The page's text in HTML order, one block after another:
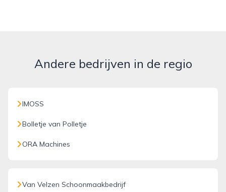
Andere bedrijven in de regio
IMOSS
Bolletje van Polletje
ORA Machines
Van Velzen Schoonmaakbedrijf